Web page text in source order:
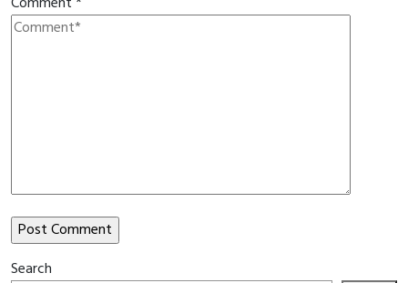
Search